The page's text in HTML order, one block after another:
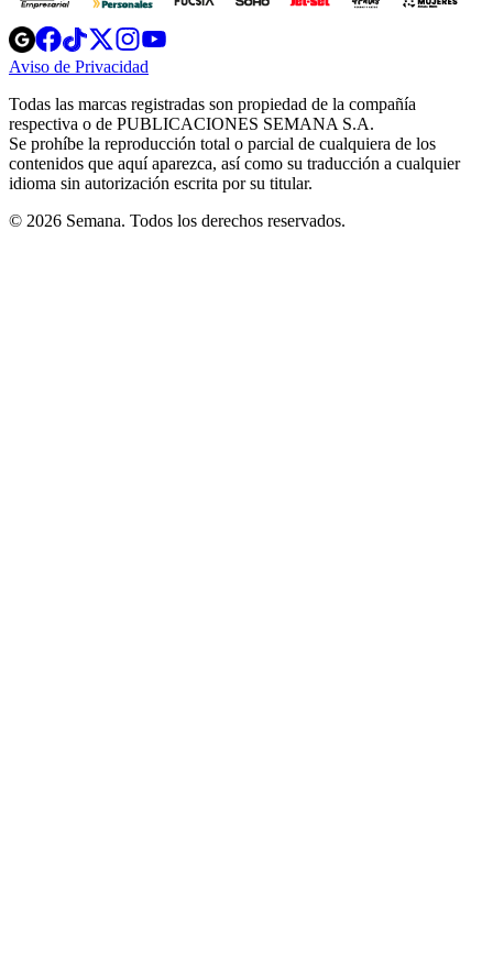
Opens
in
new
Opens
in
new
Opens
in
new
window
Opens
new
windowwindow
Aviso de Privacidad
new
window
Todas las marcas registradas son propiedad de la compañía
respectiva o de PUBLICACIONES SEMANA S.A.
Se prohíbe la reproducción total o parcial de cualquiera de los
contenidos que aquí aparezca, así como su traducción a cualquier
idioma sin autorización escrita por su titular.
© 2026 Semana. Todos los derechos reservados.